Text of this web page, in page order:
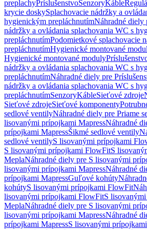
preplachyPríslušenstvoSenzoryKáble
krycie doskySplachovacie nádržky a
hygienickým prepláchnutímNáhradné diely
nádržky a ovládania splachovania WC s
prepláchnutímPodomietkové splachovacie
prepláchnutímHygienické montované
Hygienické montované moduly
nádržky a ovládania splachovania WC s
prepláchnutímNáhradné diely pre
nádržky a ovládania splachovania WC s
prepláchnutímSenzoryKábleSieťové zdroje
Sieťové zdrojeSieťové komponenty
sedlové ventilyNáhradné diely pre Priame
lisovanými prípojkami MapressNáhradné
prípojkami MapressŠikmé sedlové ventily
sedlové ventilyS lisovanými prípojkami
S lisovanými prípojkami FlowFitS
MeplaNáhradné diely pre S lisovanými
lisovanými prípojkami MapressNáhradné
prípojkami MapressGuľové kohúty
kohútyS lisovanými prípojkami FlowFit
lisovanými prípojkami FlowFitS
MeplaNáhradné diely pre S lisovanými
lisovanými prípojkami MapressNáhradné
prípojkami MapressS lisovanými